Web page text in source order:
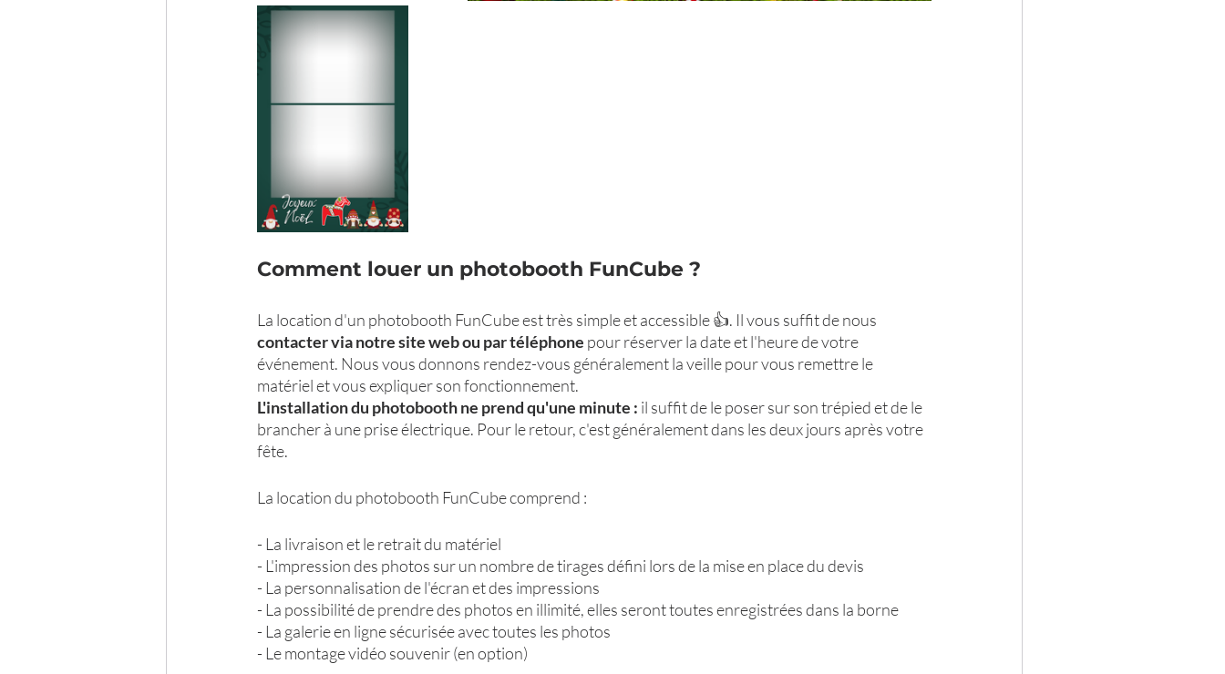
Comment louer un photobooth FunCube ?
La location d'un photobooth FunCube est très simple et accessible 👍. Il vous suffit de nous
contacter via notre site web ou par téléphone pour réserver la date et l'heure de votre
événement. Nous vous donnons rendez-vous généralement la veille pour vous remettre le
matériel et vous expliquer son fonctionnement.
L'installation du photobooth ne prend qu'une minute : il suffit de le poser sur son trépied et de le
brancher à une prise électrique. Pour le retour, c'est généralement dans les deux jours après votre
fête.
La location du photobooth FunCube comprend :
- La livraison et le retrait du matériel
- L'impression des photos sur un nombre de tirages défini lors de la mise en place du devis
- La personnalisation de l'écran et des impressions
- La possibilité de prendre des photos en illimité, elles seront toutes enregistrées dans la borne
- La galerie en ligne sécurisée avec toutes les photos
- Le montage vidéo souvenir (en option)